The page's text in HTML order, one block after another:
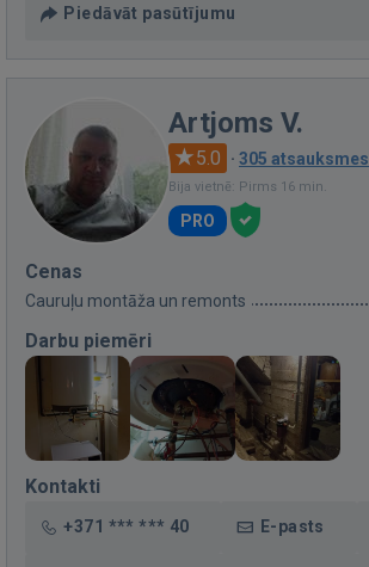
Piedāvāt pasūtījumu
Artjoms V.
5.0 · 305 atsauksmes
Bija vietnē: Pirms 16 min.
PRO
Cenas
Cauruļu montāža un remonts
Darbu piemēri
Kontakti
+371 *** *** 40 E-pasts